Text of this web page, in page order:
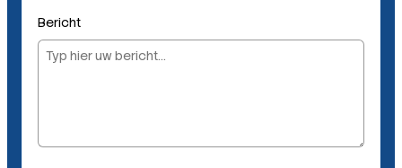
fBericht